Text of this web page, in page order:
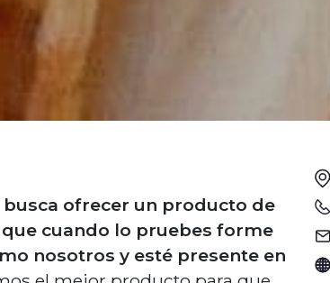
ofrecer un producto de
cuando lo pruebes forme
nosotros y esté presente en